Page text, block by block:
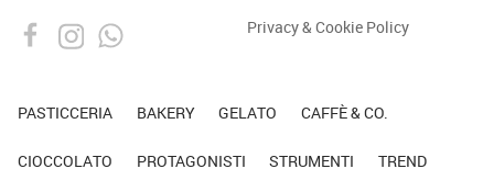
Privacy & Cookie Policy
PASTICCERIA BAKERY GELATO CAFFÈ & CO.
CIOCCOLATO PROTAGONISTI STRUMENTI TREND